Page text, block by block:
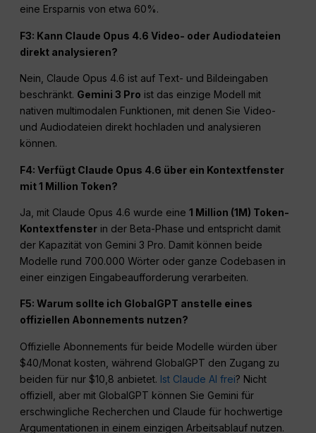
eine Ersparnis von etwa 60%.
F3: Kann Claude Opus 4.6 Video- oder Audiodateien
direkt analysieren?
Nein, Claude Opus 4.6 ist auf Text- und Bildeingaben
beschränkt. Gemini 3 Pro ist das einzige Modell mit
nativen multimodalen Funktionen, mit denen Sie Video-
und Audiodateien direkt hochladen und analysieren
können.
F4: Verfügt Claude Opus 4.6 über ein Kontextfenster
mit 1 Million Token?
Ja, mit Claude Opus 4.6 wurde eine1 Million (1M) Token-
Kontextfenster in der Beta-Phase und entspricht damit
der Kapazität von Gemini 3 Pro. Damit können beide
Modelle rund 700.000 Wörter oder ganze Codebasen in
einer einzigen Eingabeaufforderung verarbeiten.
F5: Warum sollte ich GlobalGPT anstelle eines
offiziellen Abonnements nutzen?
Offizielle Abonnements für beide Modelle würden über
$40/Monat kosten, während GlobalGPT den Zugang zu
beiden für nur $10,8 anbietet. Ist Claude AI frei? Nicht
offiziell, aber mit GlobalGPT können Sie Gemini für
erschwingliche Recherchen und Claude für hochwertige
Argumentationen in einem einzigen Arbeitsablauf nutzen.